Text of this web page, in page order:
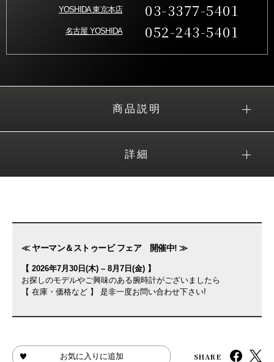
YOSHIDA 東京本店 03-3377-5401
名古屋 YOSHIDA 052-243-5401
商品説明
詳細
≪ ヤーマン＆ストゥービ フェア 開催中! ≫
【 2026年7月30日(木) – 8月7日(金) 】
お探しのモデルやご興味のある腕時計がございましたら
【 在庫・価格など 】 是非一度お問い合わせ下さい!
お気に入りに追加 SHARE